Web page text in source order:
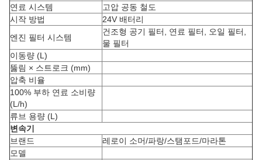
연료 시스템
고압 공동 철도
시작 방법
24V 배터리
엔진 필터 시스템
건조형 공기 필터, 연료 필터, 오일 필터,
물 필터
이동량 (L)
뚫림 × 스트로크 (mm)
압축 비율
100% 부하 연료 소비량
(L/h)
류브 용량 (L)
변속기
브랜드
레로이 소머/파랑/스탬포드/마라톤
모델